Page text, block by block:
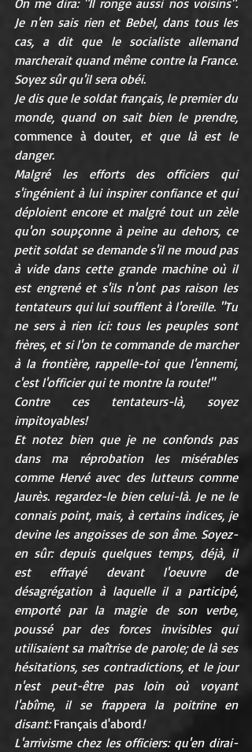
Je n'en sais rien et Bebel, dans tous les
cas, a dit que le socialiste allemand
marcherait quand même contre la France.
Soyez sûr qu'il sera obéi.
Je dis que le soldat français, le premier du
commence à douter, et que là est le
danger.
Malgré les efforts des officiers qui
s'ingénient à lui inspirer confiance et qui
déploient encore et malgré tout un zèle
qu'on soupçonne à peine au dehors, ce
petit soldat se demande s'il ne moud pas
à vide dans cette grande machine où il
est engrené et s'ils n'ont pas raison les
tentateurs qui lui soufflent à l'oreille. "Tu
ne sers à rien ici: tous les peuples sont
frères, et si l'on te commande de marcher
à la frontière, rappelle-toi que l'ennemi,
c'est l'officier qui te montre la route!"
Contre ces tentateurs-là, soyez
impitoyables!
Et notez bien que je ne confonds pas
dans ma réprobation les misérables
comme Hervé avec des lutteurs comme
Jaurès. regardez-le bien celui-là. Je ne le
connais point, mais, à certains indices, je
devine les angoisses de son âme. Soyez-
en sûr: depuis quelques temps, déjà, il
est effrayé devant l'oeuvre de
désagrégation à laquelle il a participé,
emporté par la magie de son verbe,
poussé par des forces invisibles qui
utilisaient sa maîtrise de parole; de là ses
hésitations, ses contradictions, et le jour
n'est peut-être pas loin où voyant
l'abîme, il se frappera la poitrine en
disant: Français d'abord!
L'arrivisme chez les officiers: qu'en dirai-